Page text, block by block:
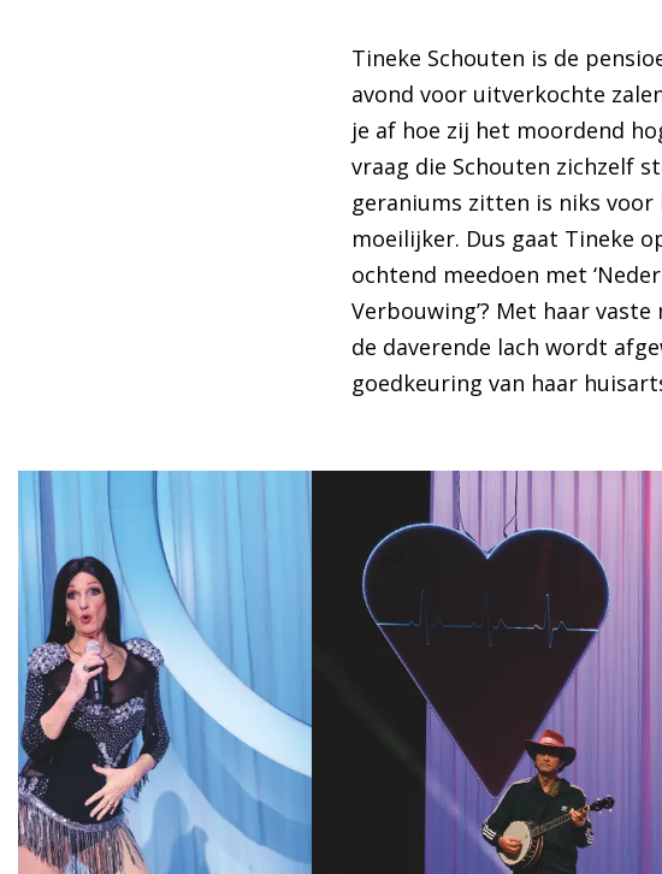
Tineke Schouten is de
avond voor uitverkochte
je af hoe zij het moordend
vraag die Schouten zichzelf
geraniums zitten is niks
moeilijker. Dus gaat Tineke
ochtend meedoen met
Verbouwing’? Met haar
de daverende lach wordt
goedkeuring van haar
Overslaan